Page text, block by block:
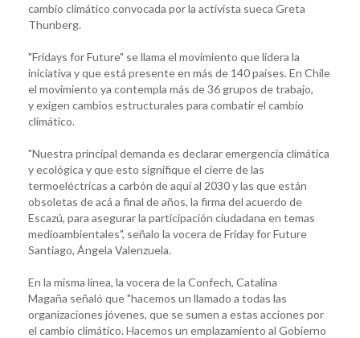
cambio climático convocada por la activista sueca Greta
Thunberg.
"Fridays for Future" se llama el movimiento que lidera la
iniciativa y que está presente en más de 140 países. En Chile
el movimiento ya contempla más de 36 grupos de trabajo,
y exigen cambios estructurales para combatir el cambio
climático.
"Nuestra principal demanda es declarar emergencia climática
y ecológica y que esto signifique el cierre de las
termoeléctricas a carbón de aquí al 2030 y las que están
obsoletas de acá a final de años, la firma del acuerdo de
Escazú, para asegurar la participación ciudadana en temas
medioambientales", señalo la vocera de Friday for Future
Santiago, Ángela Valenzuela.
En la misma línea, la vocera de la Confech, Catalina
Magaña señaló que "hacemos un llamado a todas las
organizaciones jóvenes, que se sumen a estas acciones por
el cambio climático. Hacemos un emplazamiento al Gobierno